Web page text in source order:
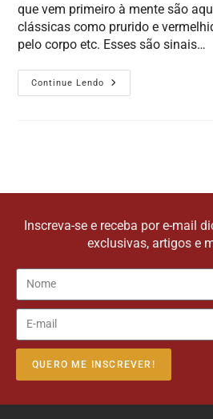
que vem primeiro à mente são
clássicas como prurido e
pelo corpo etc. Esses são sinais…
Continue Lendo
Inscreva-se e receba por e-mail
exclusivas, artigos e
QUERO ME INSCREVER!